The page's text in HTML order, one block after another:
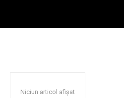
Niciun articol afișat